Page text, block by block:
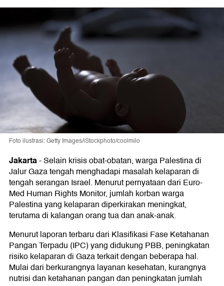
Foto ilustrasi: Getty Images/iStockphoto/coolmilo
Jakarta-Selain krisis obat-obatan, warga Palestina di
Jalur Gaza tengah menghadapi masalah kelaparan di
tengah serangan Israel. Menurut pernyataan dari Euro-
Med Human Rights Monitor, jumlah korban warga
Palestina yang kelaparan diperkirakan meningkat,
terutama di kalangan orang tua dan anak-anak.
Menurut laporan terbaru dari Klasifikasi Fase Ketahanan
Pangan Terpadu (IPC) yang didukung PBB, peningkatan
risiko kelaparan di Gaza terkait dengan beberapa hal.
Mulai dari berkurangnya layanan kesehatan, kurangnya
nutrisi dan ketahanan pangan dan peningkatan jumlah